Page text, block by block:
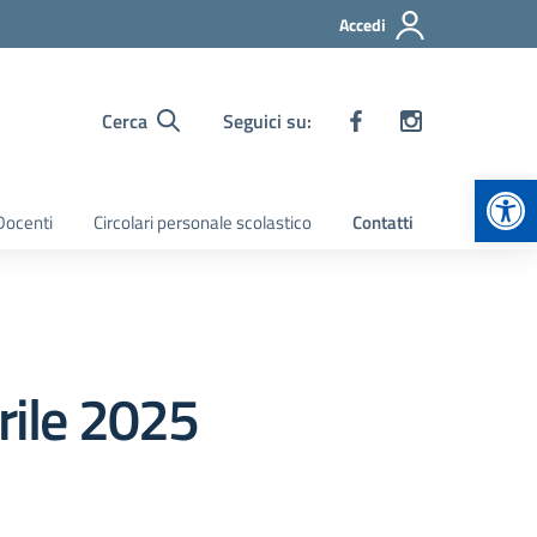
Accedi
Cerca Seguici su:
Circolari personale scolastico Contatti
2025